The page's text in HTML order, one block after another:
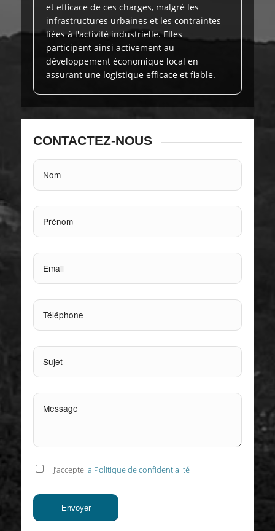
et efficace de ces charges, malgré les
infrastructures urbaines et les contraintes
liées à l'activité industrielle. Elles
participent ainsi activement au
développement économique local en
assurant une logistique efficace et fiable.
CONTACTEZ-NOUS
J’accepte la Politique de confidentialité